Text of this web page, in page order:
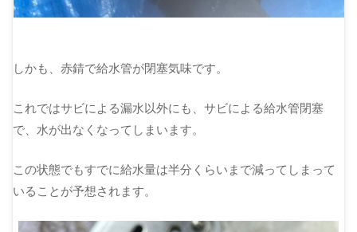
しかも、赤錆で給水管が閉塞気味です。
これではサビによる漏水以外にも、サビによる給水管閉塞
で、水が出なくなってしまいます。
この状態でもすでに給水量は半分くらいまで減ってしまって
いることが予想されます。